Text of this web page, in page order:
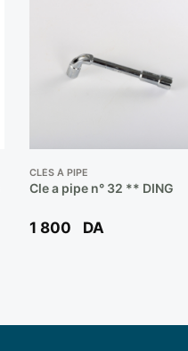
CLÉS À PIPE
Cle a pipe n° 32 ** DING
1 800 DA